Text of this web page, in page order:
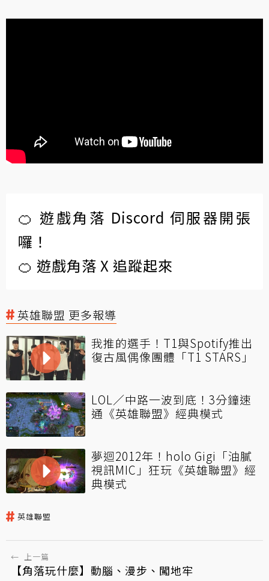
🍊 遊戲角落 Discord 伺服器開張
囉！
🍊 遊戲角落 X 追蹤起來
英雄聯盟 更多報導
我推的選手！T1與Spotify推出
復古風偶像團體「T1 STARS」
LOL／中路一波到底！3分鐘速
通《英雄聯盟》經典模式
夢迴2012年！holo Gigi「油膩
視訊MIC」狂玩《英雄聯盟》經
典模式
英雄聯盟
← 上一篇
【角落玩什麼】動腦、漫步、闖地牢